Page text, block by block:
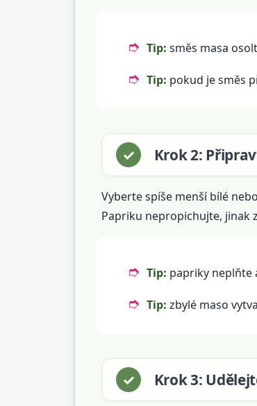
Tip: směs masa
Tip: pokud je směs
Krok 2:
Vyberte spíše menší bílé
Papriku nepropichujte, jinak
Tip: papriky neplňte
Tip: zbylé maso
Krok 3: